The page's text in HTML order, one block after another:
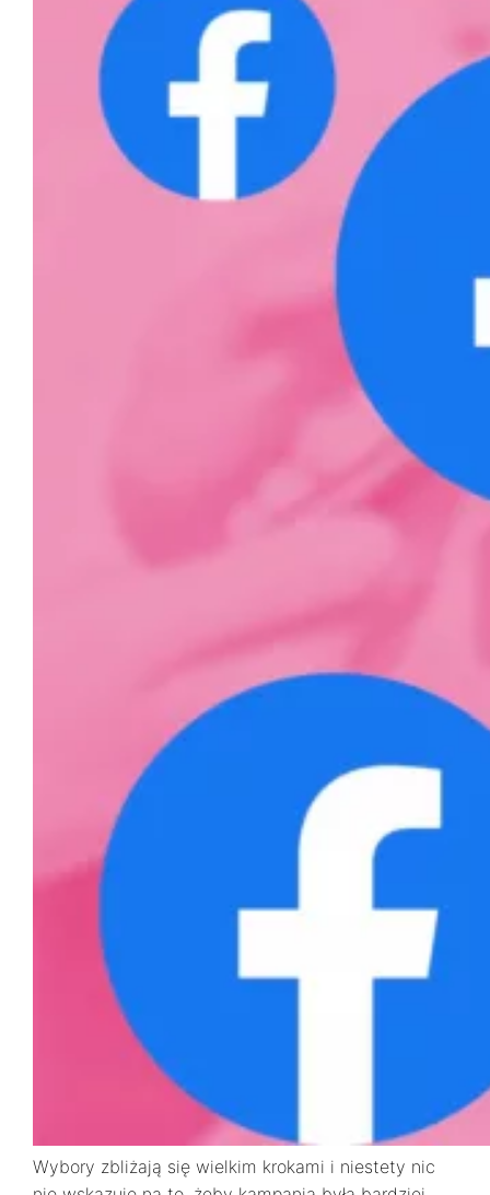
Wybory zbliżają się wielkim krokami i niestety nic